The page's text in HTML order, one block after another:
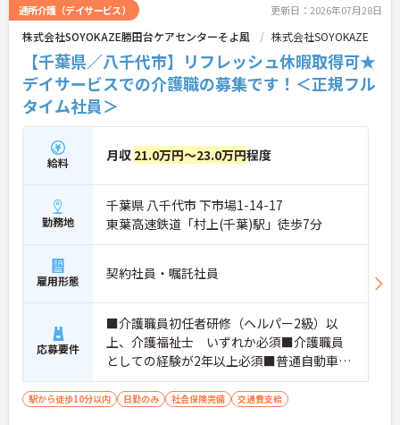
通所介護（デイサービス） 更新日：2026年07月28日
株式会社SOYOKAZE勝田台ケアセンターそよ風 株式会社SOYOKAZE
【千葉県／八千代市】リフレッシュ休暇取得可★
デイサービスでの介護職の募集です！＜正規フル
タイム社員＞
給料 月収 21.0万円～23.0万円程度
勤務地
千葉県 八千代市 下市場1-14-17
東葉高速鉄道「村上(千葉)駅」徒歩7分
雇用形態 契約社員・嘱託社員
応募要件
■介護職員初任者研修（ヘルパー2級）以
上、介護福祉士 いずれか必須■介護職員
としての経験が2年以上必須■普通自動車免
許
駅から徒歩10分以内 日勤のみ 社会保険完備 交通費支給